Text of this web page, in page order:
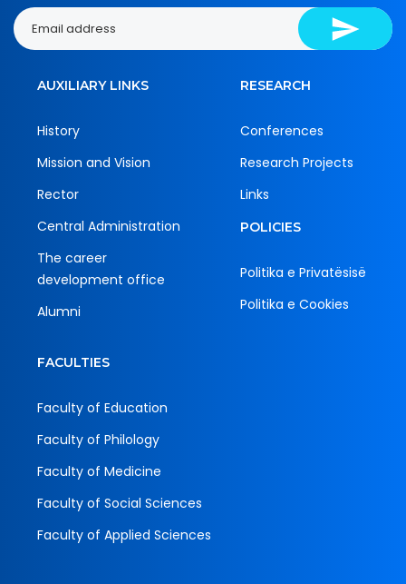
AUXILIARY LINKS
History
Mission and Vision
Rector
Central Administration
The career
development office
Alumni
RESEARCH
Conferences
Research Projects
Links
POLICIES
Politika e Privatësisë
Politika e Cookies
FACULTIES
Faculty of Education
Faculty of Philology
Faculty of Medicine
Faculty of Social Sciences
Faculty of Applied Sciences